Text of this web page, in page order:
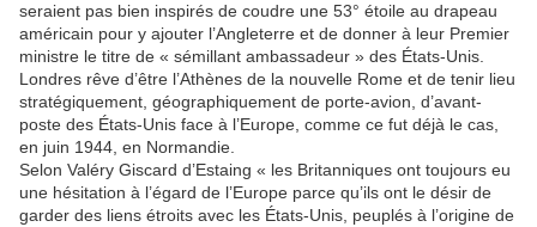
seraient pas bien inspirés de coudre une 53° étoile au drapeau
américain pour y ajouter l’Angleterre et de donner à leur Premier
ministre le titre de « sémillant ambassadeur » des États-Unis.
Londres rêve d’être l’Athènes de la nouvelle Rome et de tenir lieu
stratégiquement, géographiquement de porte-avion, d’avant-
poste des États-Unis face à l’Europe, comme ce fut déjà le cas,
en juin 1944, en Normandie.
Selon Valéry Giscard d’Estaing « les Britanniques ont toujours eu
une hésitation à l’égard de l’Europe parce qu’ils ont le désir de
garder des liens étroits avec les États-Unis, peuplés à l’origine de